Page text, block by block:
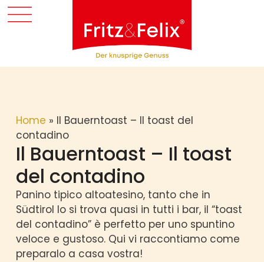
Home » Il Bauerntoast – Il toast del
contadino
Il Bauerntoast – Il toast
del contadino
Panino tipico altoatesino, tanto che in
Südtirol lo si trova quasi in tutti i bar, il “toast
del contadino” è perfetto per uno spuntino
veloce e gustoso. Qui vi raccontiamo come
preparalo a casa vostra!